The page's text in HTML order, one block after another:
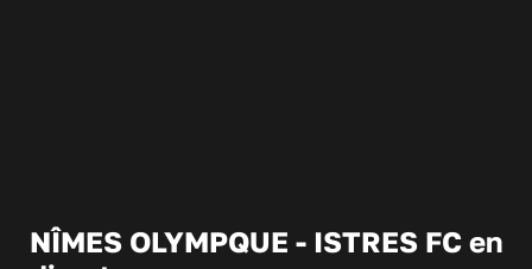
NÎMES OLYMPQUE - ISTRES FC en